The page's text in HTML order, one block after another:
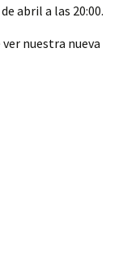
abril a las 20:00.
nuestra nueva